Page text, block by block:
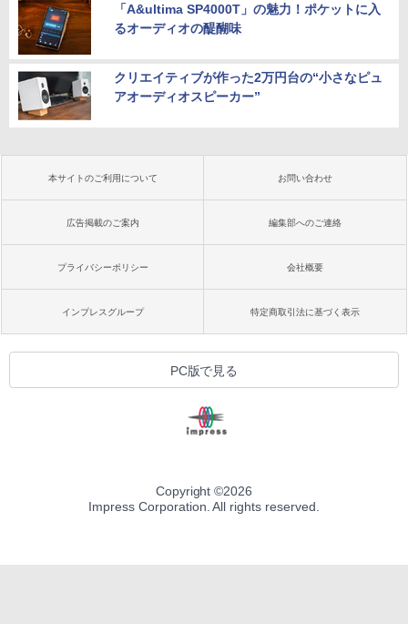
「A&ultima SP4000T」の魅力！ポケットに入
るオーディオの醍醐味
クリエイティブが作った2万円台の“小さなピュ
アオーディオスピーカー”
本サイトのご利用について お問い合わせ
広告掲載のご案内 編集部へのご連絡
プライバシーポリシー 会社概要
インプレスグループ 特定商取引法に基づく表示
PC版で見る
Copyright ©2026
Impress Corporation. All rights reserved.